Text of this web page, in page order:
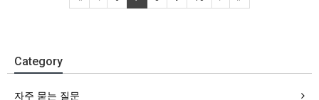
Category
자주 묻는 질문